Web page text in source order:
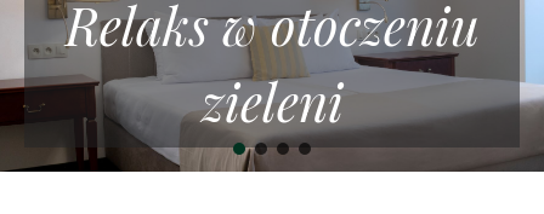
Relaks w otoczeniu
zieleni